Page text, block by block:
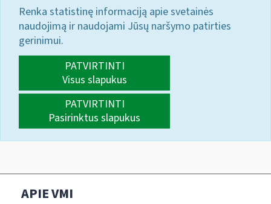
Renka statistinę informaciją apie svetainės
naudojimą ir naudojami Jūsų naršymo patirties
gerinimui.
PATVIRTINTI
Visus slapukus
PATVIRTINTI
Pasirinktus slapukus
APIE VMI